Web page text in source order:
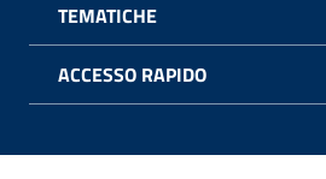
TEMATICHE
ACCESSO RAPIDO